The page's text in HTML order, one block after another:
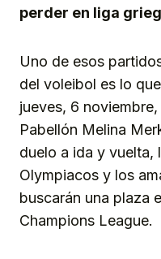
perder en liga
Uno de esos
del voleibol es lo
jueves, 6
Pabellón Melina
duelo a ida y vuelta,
Olympiacos y los
buscarán una plaza
Champions League.